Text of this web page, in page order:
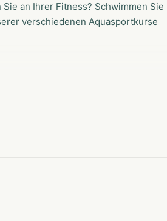
an Ihrer Fitness? Schwimmen Sie
verschiedenen Aquasportkurse
Massagedüsen, Sprudelbank
und Fitness. Wir bieten
Das Wasser macht die Bewegung